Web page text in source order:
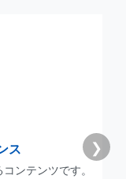
❯
ス
ンテンツです。